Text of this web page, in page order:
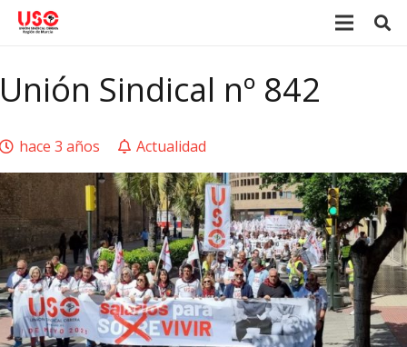
Unión Sindical nº 842
hace 3 años Actualidad